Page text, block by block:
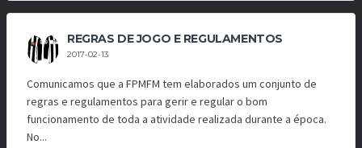
REGRAS DE JOGO E REGULAMENTOS
2017-02-13
Comunicamos que a FPMFM tem elaborados um conjunto de
regras e regulamentos para gerir e regular o bom
funcionamento de toda a atividade realizada durante a época.
No...